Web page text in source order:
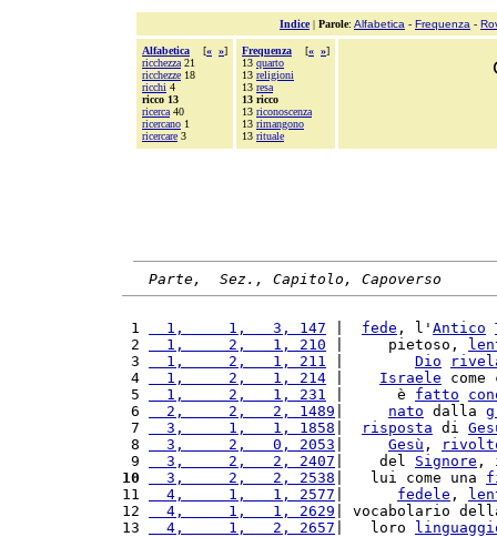
Indice| Parole: Alfabetica - Frequenza -
Alfabetica [« »]
ricchezza 21
ricchezze 18
ricchi 4
ricco 13
ricerca 40
ricercano 1
ricercare 3
Frequenza [« »]
13 quarto
13 religioni
13 resa
13 ricco
13 riconoscenza
13 rimangono
13 rituale
Parte,  Sez., Capitolo, Capoverso
1
  1,     1,   3, 147
fede , l' Antico
2
  1,     2,   1, 210
|     pietoso,
3
  1,     2,   1, 211
Dio
4
  1,     2,   1, 214
Israele
5
  1,     2,   1, 231
|      è fatto
6
  2,     2,   2, 1489
nato dalla
7
  3,     1,   1, 1858
risposta di
8
  3,     2,   0, 2053
Gesù ,
9
  3,     2,   2, 2407
|    del Signore ,
10
  3,     2,   2, 2538
|   lui come una
11
  4,     1,   1, 2577
fedele ,
12
  4,     1,   1, 2629
| vocabolario
13
  4,     1,   2, 2657
|   loro